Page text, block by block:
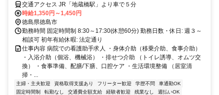
交通アクセス JR「地蔵橋駅」より車で５分
時給1,350円～1,450円
徳島県徳島市
勤務時間 固定時間制 8:30～17:30(休憩60分) 勤務日数・休日: 週３～
相談可 初年有給休暇: 法定通り
仕事内容 病院での看護助手求人 ・身体介助（移乗介助、食事介助）
・入浴介助（個浴、機械浴） ・排せつ介助 （トイレ誘導、オムツ交
換） ・食事準備、配膳/下膳、口腔ケア ・生活環境整備 （居室清
掃・...
主婦・主夫歓迎 資格取得支援あり フリーター歓迎 学歴不問
車通勤OK
固定時間制
転勤なし 交通費全額支給 経験者歓迎 残業なし
週払いOK